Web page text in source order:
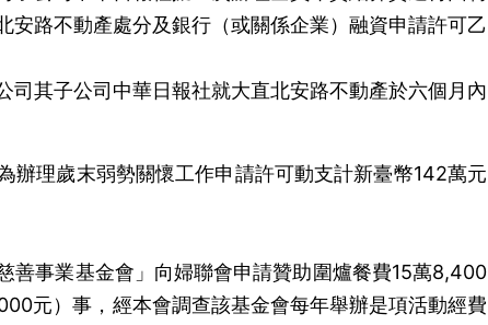
安路不動產處分及銀行（或關係企業）融資申請許可乙
司其子公司中華日報社就大直北安路不動產於六個月內
辦理歲末弱勢關懷工作申請許可動支計新臺幣142萬元
善事業基金會」向婦聯會申請贊助圍爐餐費15萬8,400
元）事，經本會調查該基金會每年舉辦是項活動經費